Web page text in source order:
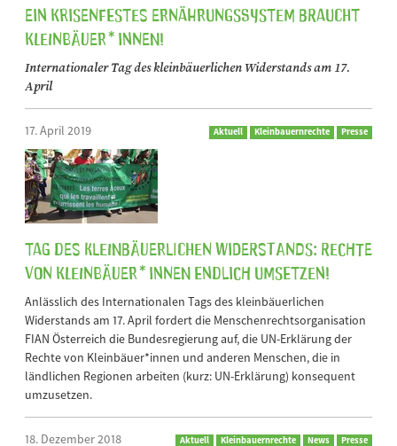
Ein krisenfestes Ernährungssystem braucht
Kleinbäuer*innen!
Internationaler Tag des kleinbäuerlichen Widerstands am 17.
April
17. April 2019 Aktuell Kleinbauernrechte Presse
Tag des kleinbäuerlichen Widerstands: Rechte
von Kleinbäuer*innen endlich umsetzen!
Anlässlich des Internationalen Tags des kleinbäuerlichen
Widerstands am 17. April fordert die Menschenrechtsorganisation
FIAN Österreich die Bundesregierung auf, die UN-Erklärung der
Rechte von Kleinbäuer*innen und anderen Menschen, die in
ländlichen Regionen arbeiten (kurz: UN-Erklärung) konsequent
umzusetzen.
18. Dezember 2018 Aktuell Kleinbauernrechte News Presse